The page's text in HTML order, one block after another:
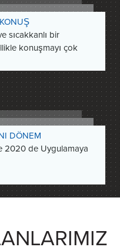
sıcakkanlı bir
konuşmayı çok
DÖNEM
2020 de Uygulamaya